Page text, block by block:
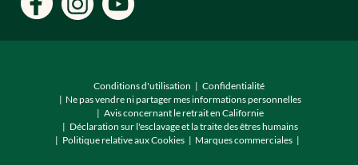
Conditions d'utilisation
Confidentialité
Ne pas vendre ni partager mes informations personnelles
Avis concernant le retrait en Californie
Déclaration sur l'esclavage et la traite des êtres humains
Politique relative aux Cookies
Marques commerciales